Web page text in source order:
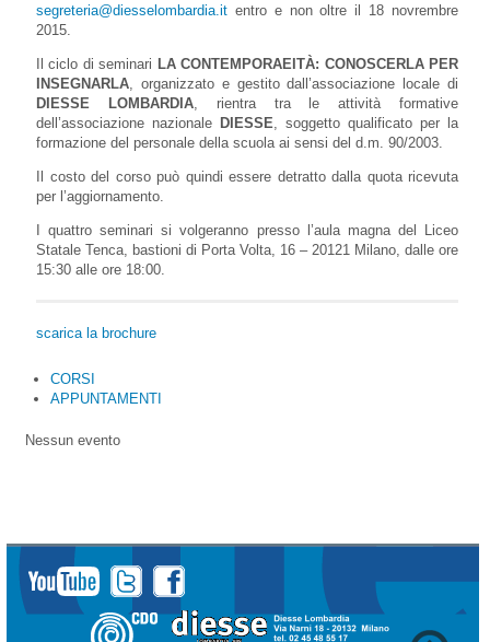
segreteria@diesselombardia.it entro e non oltre il 18 novrembre
2015.
Il ciclo di seminari LA CONTEMPORAEITÀ: CONOSCERLA PER
INSEGNARLA , organizzato e gestito dall’associazione locale di
DIESSE LOMBARDIA, rientra tra le attività formative
dell’associazione nazionale DIESSE , soggetto qualificato per la
formazione del personale della scuola ai sensi del d.m. 90/2003.
Il costo del corso può quindi essere detratto dalla quota ricevuta
per l’aggiornamento.
I quattro seminari si volgeranno presso l’aula magna del Liceo
Statale Tenca, bastioni di Porta Volta, 16 – 20121 Milano, dalle ore
15:30 alle ore 18:00.
scarica la brochure
CORSI
APPUNTAMENTI
Nessun evento